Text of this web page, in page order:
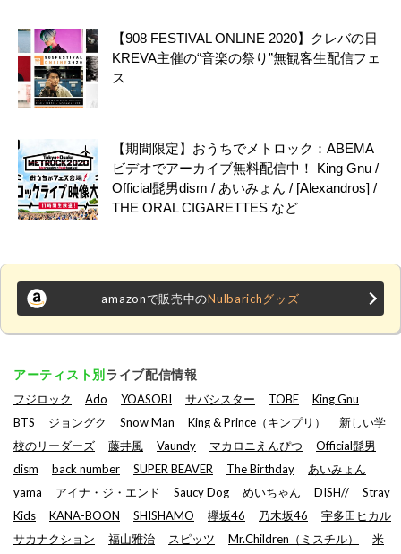
【908 FESTIVAL ONLINE 2020】クレバの日
KREVA主催の“音楽の祭り”無観客生配信フェ
ス
【期間限定】おうちでメトロック：ABEMA
ビデオでアーカイブ無料配信中！ King Gnu /
Official髭男dism / あいみょん / [Alexandros] /
THE ORAL CIGARETTES など
amazonで販売中のNulbarichグッズ
アーティスト別ライブ配信情報
フジロック Ado YOASOBI サバシスター TOBE
King Gnu
BTS
ジョングク Snow Man King & Prince（キンプリ）
新しい学
校のリーダーズ
藤井風 Vaundy マカロニえんぴつ
Official髭男
dism
back number SUPER BEAVER The Birthday
あいみょん
yama
アイナ・ジ・エンド Saucy Dog めいちゃん DISH//
Stray
Kids
KANA-BOON SHISHAMO 欅坂46 乃木坂46
宇多田ヒカル
サカナクション
福山雅治 スピッツ Mr.Children（ミスチル）
米